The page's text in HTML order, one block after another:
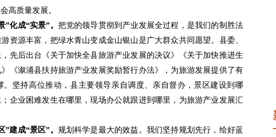
高质量发展。
”化成“实景”。 把党的领导贯彻到产业发展全过程，是我们的制胜法
资源丰富，把绿水青山变成金山银山是广大群众共同愿望。县委、
先后出台《关于加快全县旅游产业发展的决议》《关于加快推进生
《溆浦县扶持旅游产业发展奖励暂行办法》，为旅游发展提供了有
。坚持高位推动，县主要领导亲自调度、亲自督办，景区建设到哪
企业困难发生在哪里，现场办公就跟进到哪里，为旅游产业发展汇
建成“景区”。 规划科学是最大的效益。我们坚持规划先行，绘好蓝